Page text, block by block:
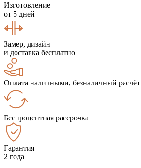
Изготовление
от 5 дней
Замер, дизайн
и доставка бесплатно
Оплата наличными, безналичный расчёт
Беспроцентная рассрочка
Гарантия
2 года